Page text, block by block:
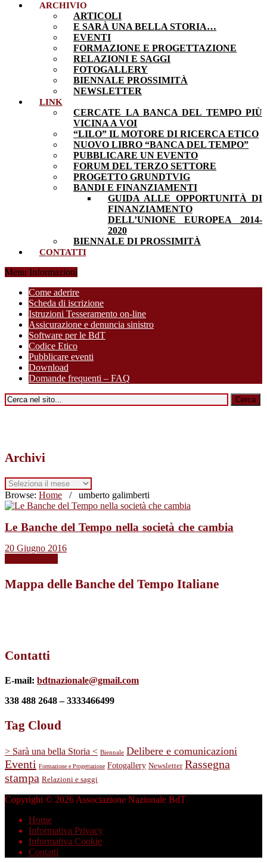
ARCHIVIO
ARTICOLI
E SARÀ UNA BELLA STORIA…
EVENTI
FORMAZIONE E PROGETTAZIONE
RELAZIONI E SAGGI
FOTOGALLERY
BIENNALE PROSSIMITÀ
NEWSLETTER
LINK
CERCATE LA BANCA DEL TEMPO PIÙ
VICINA A VOI
“LILO” IL MOTORE DI RICERCA ETICO
NUOVO LIBRO “BANCA DEL TEMPO”
PUBBLICARE UN EVENTO
FORUM DEL TERZO SETTORE
PROGETTO GRUNDTVIG
BANDI E FINANZIAMENTI
GUIDA ALLE OPPORTUNITÀ DI
FINANZIAMENTO
DELL’UNIONE EUROPEA 2014-
2020
BIENNALE DI PROSSIMITÀ
CONTATTI
Menu Informazioni
Come aderire
Scheda di iscrizione
Istruzioni Tesseramento on-line
Assicurazione e denuncia sinistro
Software per le BdT
Codice Etico
Pubblicare eventi
Download
Domande frequenti – FAQ
Archivi
Archivi
Browse: Home / umberto galimberti
Le Banche del Tempo nella società che cambia
20 Giugno 2016
Mappa delle Banche del Tempo Italiane
Contatti
E-mail: bdtnazionale@gmail.com
338 488 2648 – 3333466499
Tag Cloud
> Sarà una bella Storia < Biennale Delibere e comunicazioni
Eventi Formazione e Progettazione Fotogallery Newsletter Rassegna
stampa Relazioni e saggi
Copyright © 2026 Associazione Nazionale BdT
Home
Informativa Privacy
Informativa Cookie
Contatti